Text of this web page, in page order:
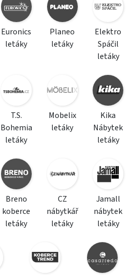
Euronics
letáky
Planeo
letáky
Elektro
Spáčil
letáky
T.S.
Bohemia
letáky
Mobelix
letáky
Kika
Nábytek
letáky
Breno
koberce
letáky
CZ
nábytkář
letáky
Jamall
nábytek
letáky